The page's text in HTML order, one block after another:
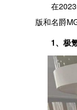
在
版和名爵
1、极